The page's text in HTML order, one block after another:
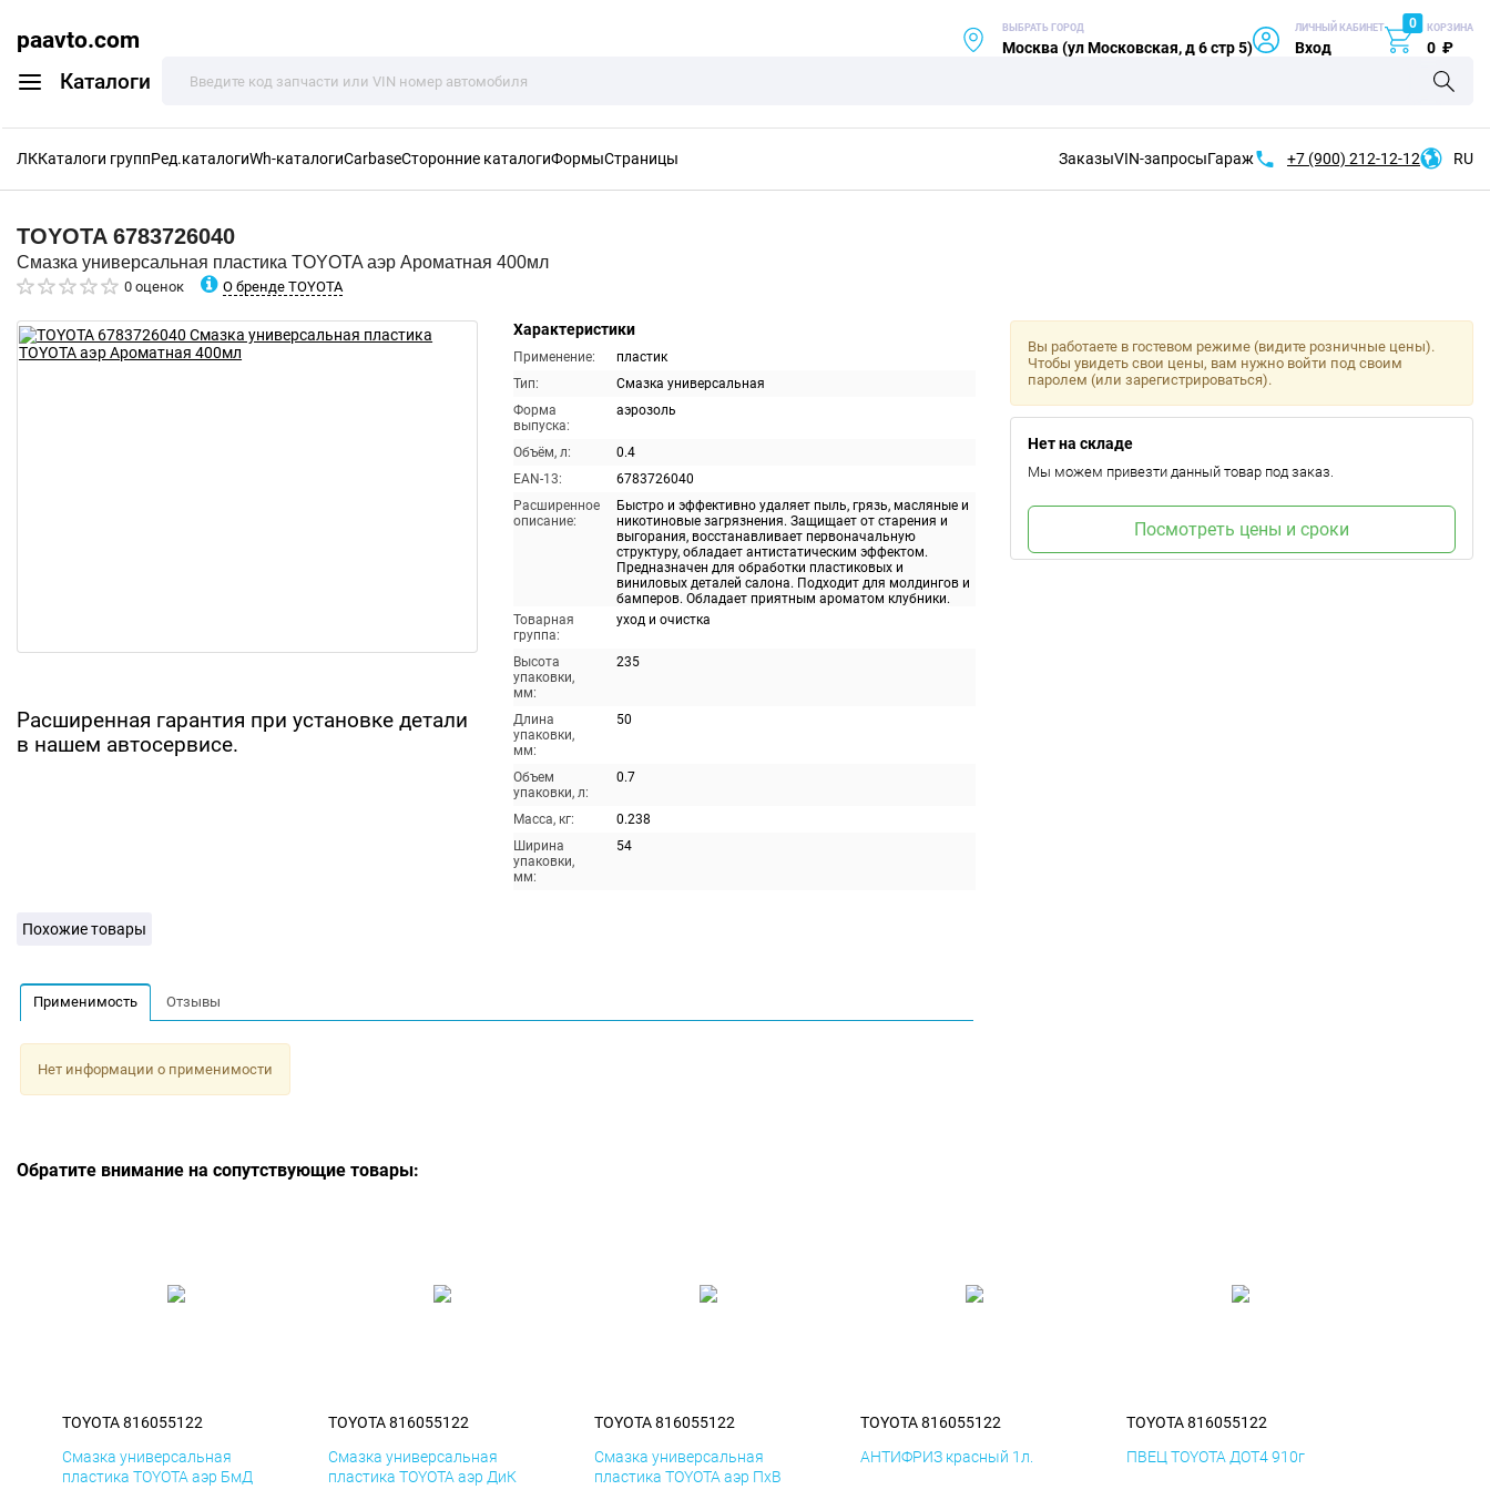
paavto.com
Каталоги
ВЫБРАТЬ ГОРОД
Москва (ул Московская, д 6 стр 5)
ЛИЧНЫЙ КАБИНЕТ
Вход
0 КОРЗИНА
0 ₽
ЛККаталоги группРед.каталогиWh-каталогиCarbaseСторонние каталогиФормыСтраницы ЗаказыVIN-запросыГараж +7 (900) 212-12-12 RU
TOYOTA 6783726040
Смазка универсальная пластика TOYOTA аэр Ароматная 400мл
0 оценок О бренде TOYOTA
Расширенная гарантия при установке детали
в нашем автосервисе.
Характеристики
Применение:
пластик
Тип:
Смазка универсальная
Форма
выпуска:
аэрозоль
Объём, л:
0.4
EAN-13:
6783726040
Расширенное
описание:
Быстро и эффективно удаляет пыль, грязь, масляные и
никотиновые загрязнения. Защищает от старения и
выгорания, восстанавливает первоначальную
структуру, обладает антистатическим эффектом.
Предназначен для обработки пластиковых и
виниловых деталей салона. Подходит для молдингов и
бамперов. Обладает приятным ароматом клубники.
Товарная
группа:
уход и очистка
Высота
упаковки,
мм:
235
Длина
упаковки,
мм:
50
Объем
упаковки, л:
0.7
Масса, кг:
0.238
Ширина
упаковки,
мм:
54
Вы работаете в гостевом режиме (видите розничные цены).
Чтобы увидеть свои цены, вам нужно войти под своим
паролем (или зарегистрироваться).
Нет на складе
Мы можем привезти данный товар под заказ.
Посмотреть цены и сроки
Похожие товары
Применимость Отзывы
Нет информации о применимости
Обратите внимание на сопутствующие товары:
TOYOTA 816055122
Смазка универсальная
пластика TOYOTA аэр БмД
TOYOTA 816055122
Смазка универсальная
пластика TOYOTA аэр ДиК
TOYOTA 816055122
Смазка универсальная
пластика TOYOTA аэр ПхВ
TOYOTA 816055122
АНТИФРИЗ красный 1л.
TOYOTA 816055122
ПВЕЦ TOYOTA ДОТ4 910г